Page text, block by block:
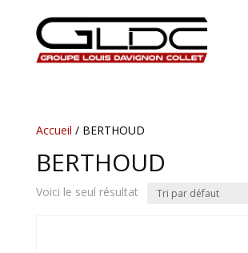
Accueil / BERTHOUD
BERTHOUD
Voici le seul résultat